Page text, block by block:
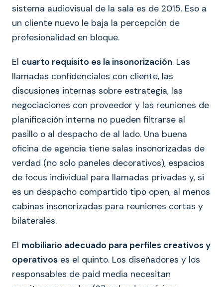
sistema audiovisual de la sala es de 2015. Eso a
un cliente nuevo le baja la percepción de
profesionalidad en bloque.
El cuarto requisito es la insonorización. Las
llamadas confidenciales con cliente, las
discusiones internas sobre estrategia, las
negociaciones con proveedor y las reuniones de
planificación interna no pueden filtrarse al
pasillo o al despacho de al lado. Una buena
oficina de agencia tiene salas insonorizadas de
verdad (no solo paneles decorativos), espacios
de focus individual para llamadas privadas y, si
es un despacho compartido tipo open, al menos
cabinas insonorizadas para reuniones cortas y
bilaterales.
El mobiliario adecuado para perfiles creativos y
operativos es el quinto. Los diseñadores y los
responsables de paid media necesitan